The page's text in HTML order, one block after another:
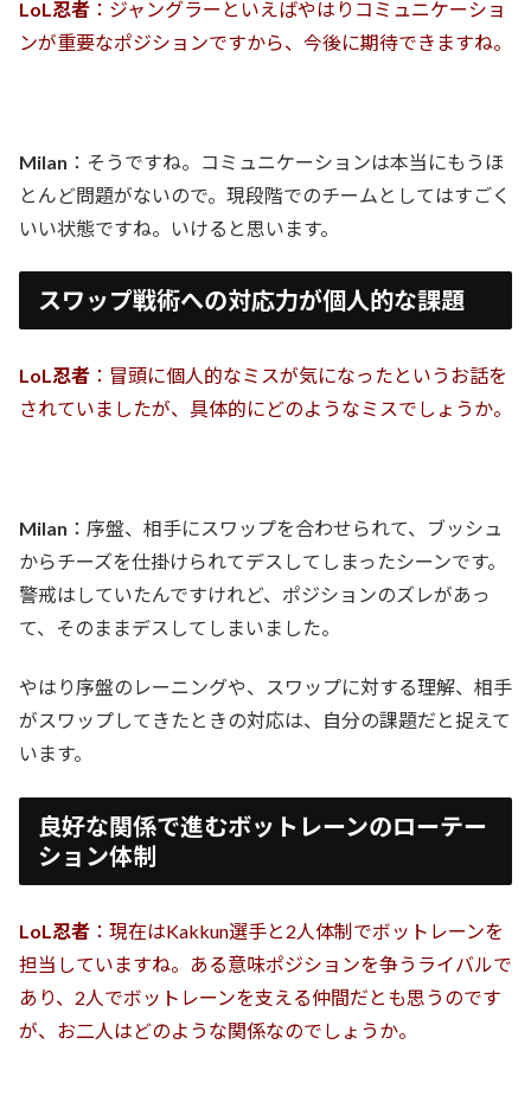
LoL忍者 ：ジャングラーといえばやはりコミュニケーショ
ンが重要なポジションですから、今後に期待できますね。
Milan ：そうですね。コミュニケーションは本当にもうほ
とんど問題がないので。現段階でのチームとしてはすごく
いい状態ですね。いけると思います。
スワップ戦術への対応力が個人的な課題
LoL忍者 ：冒頭に個人的なミスが気になったというお話を
されていましたが、具体的にどのようなミスでしょうか。
Milan ：序盤、相手にスワップを合わせられて、ブッシュ
からチーズを仕掛けられてデスしてしまったシーンです。
警戒はしていたんですけれど、ポジションのズレがあっ
て、そのままデスしてしまいました。
やはり序盤のレーニングや、スワップに対する理解、相手
がスワップしてきたときの対応は、自分の課題だと捉えて
います。
良好な関係で進むボットレーンのローテー
ション体制
LoL忍者 ：現在はKakkun選手と2人体制でボットレーンを
担当していますね。ある意味ポジションを争うライバルで
あり、2人でボットレーンを支える仲間だとも思うのです
が、お二人はどのような関係なのでしょうか。